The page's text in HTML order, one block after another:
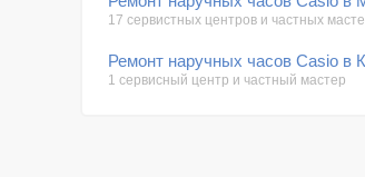
17 сервистных центров и частных
Ремонт наручных часов Casio в
1 сервисный центр и частный мастер